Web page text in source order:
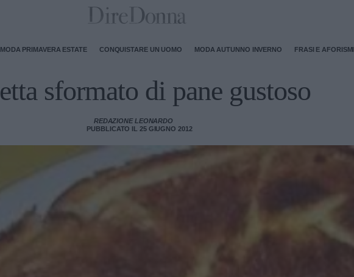
MODA PRIMAVERA ESTATE CONQUISTARE UN UOMO MODA AUTUNNO INVERNO FRASI E AFORISMI
sformato di pane gustoso
REDAZIONE LEONARDO
PUBBLICATO IL 25 GIUGNO 2012